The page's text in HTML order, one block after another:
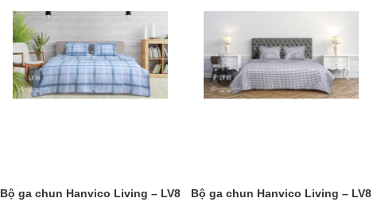
Bộ ga chun Hanvico Living – LV84 Bộ ga chun Hanvico Living – LV83